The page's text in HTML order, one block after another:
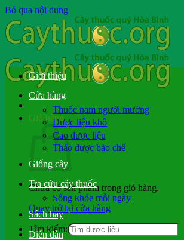
Bỏ qua nội dung
Giỏ hàng
Chưa có sản phẩm trong giỏ hàng.
Quay trở lại cửa hàng
Tìm kiếm:
Giới thiệu
Cửa hàng
Thuốc nam người mường
Dược liệu khô
Cao dược liệu
Thảo dược bào chế
Giống cây
Tra cứu cây thuốc
Sống khỏe mỗi ngày
Sách hay
Diễn đàn